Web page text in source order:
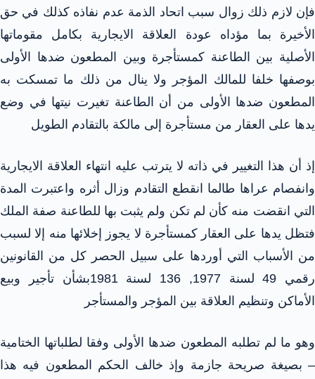
فإن لازم ذلك زوال سبب اتحاد الذمة عدم نفاذه كذلك في حق
الأخيرة بما مؤداه عودة العلاقة الايجارية بكامل مقوماتها
الأصلية بين الطاعنة كمستأجرة وبين المطعون ضدها الأولى
بوصفها خلفا للمالك المؤجر ولا ينال من ذلك ما تمسكت به
المطعون ضدها الأولى من أن الطاعنة تغيرت نيتها في وضع
يدها على العقار من مستأجرة إلى مالكة بالتقادم الطويل
إذ أن هذا التغيير في ذاته لا يترتب عليه انتهاء العلاقة الايجارية
وانفصام عراها طالما انقطع التقادم وزال أثره واعتبرت المدة
التي انقضت منه كأن لم تكن ولم يثبت بها للطاعنة صفة الملك
فتظل يدها على العقار كمستأجرة لا يجوز إخلائها منه إلا لسبب
من الأسباب التي أوردها على سبيل الحصر كل من القانونين
رقمي 49 لسنة 1977, 136 لسنة 1981بشأن تأجير وبيع
الأماكن وتنظيم العلاقة بين المؤجر والمستأجر
وهو ما لم تطلبه المطعون ضدها الأولى وفقا لطلباتها الختامية
– بصيغة صريحة جازمة وإذ خالف الحكم المطعون فيه هذا